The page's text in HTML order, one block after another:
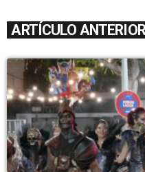
ARTÍCULO ANTERIOR